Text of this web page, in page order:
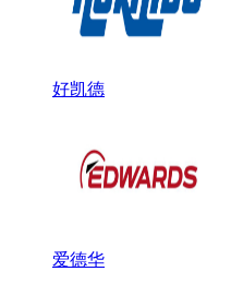
好凯德
爱德华